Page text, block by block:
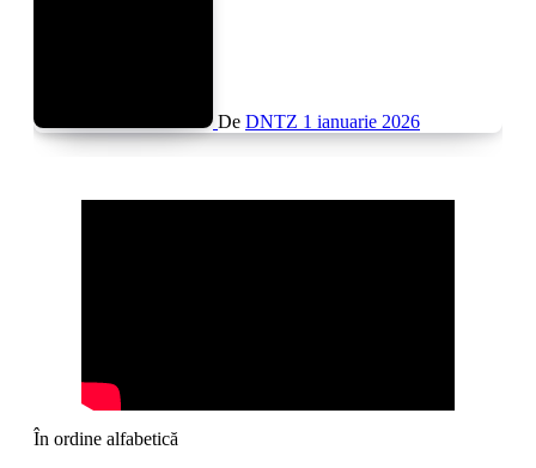
De DNTZ 1 ianuarie 2026
În ordine alfabetică